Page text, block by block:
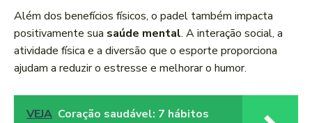
Além dos benefícios físicos, o padel também impacta
positivamente sua saúde mental. A interação social, a
atividade física e a diversão que o esporte proporciona
ajudam a reduzir o estresse e melhorar o humor.
VEJA Coração saudável: 7 hábitos